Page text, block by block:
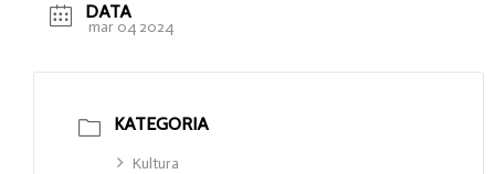
DATA
mar 04 2024
KATEGORIA
Kultura